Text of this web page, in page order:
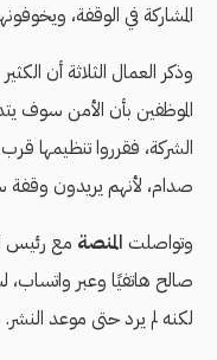
المشاركة في الوقفة،
وذكر العمال الثلاثة أن
الموظفين بأن الأمن سوف
الشركة، فقرروا تنظيمها
صدام، لأنهم يريدون
وتواصلت المنصة مع رئيس
صالح هاتفيًا وعبر واتساب،
لكنه لم يرد حتى موعد النشر.